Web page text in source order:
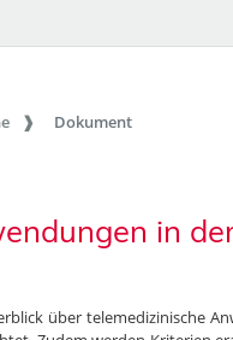
Dokument
in
über telemedizinische